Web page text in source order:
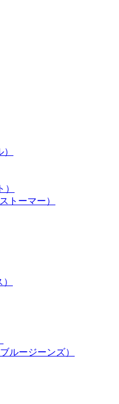
トーマー）
ルージーンズ）